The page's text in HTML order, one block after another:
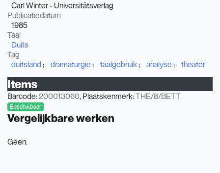
Carl Winter - Universitätsverlag
Publicatiedatum
1985
Taal
Duits
Tag
duitsland
dramaturgie taalgebruik analyse theater
Items
Barcode:200013060, Plaatskenmerk:THE/8/BETT
Beschikbaar
Vergelijkbare werken
Geen.